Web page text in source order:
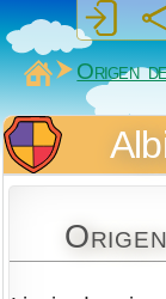
MiSabueso
Origen